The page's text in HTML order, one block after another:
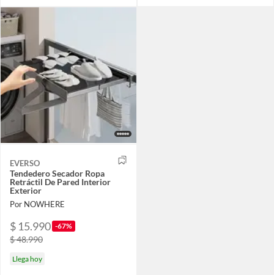
EVERSO
Tendedero Secador Ropa
Retráctil De Pared Interior
Exterior
Por NOWHERE
$ 15.990 -67%
$ 48.990
Llega hoy